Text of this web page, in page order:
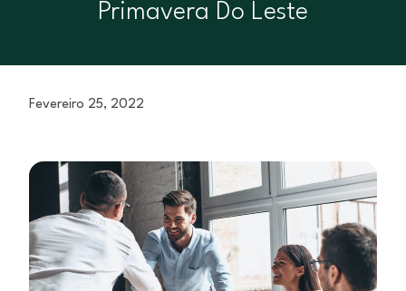
Primavera Do Leste
Fevereiro 25, 2022